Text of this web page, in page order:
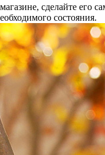
сделайте
состояния.